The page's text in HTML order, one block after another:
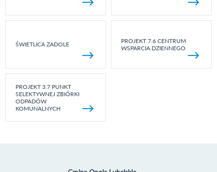
ŚWIETLICA ZADOLE
PROJEKT 7.6 CENTRUM
WSPARCIA DZIENNEGO
PROJEKT 3.7 PUNKT
SELEKTYWNEJ ZBIÓRKI
ODPADÓW
KOMUNALNYCH